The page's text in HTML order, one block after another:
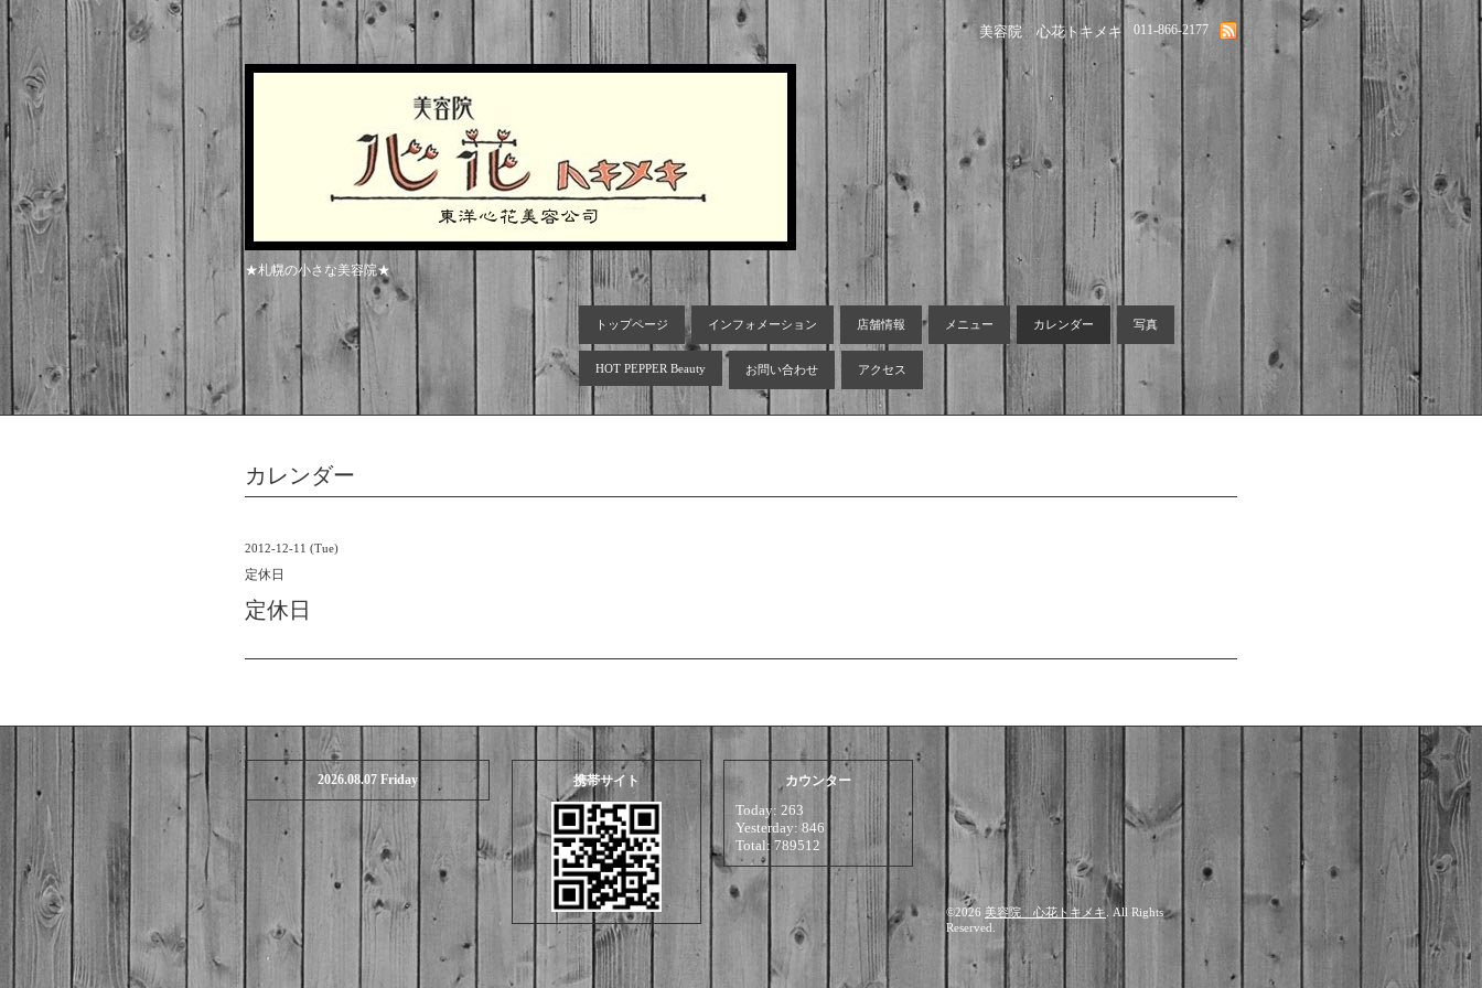
011-866-2177
美容院 心花トキメキ
★札幌の小さな美容院★
トップページ インフォメーション 店舗情報 メニュー カレンダー 写真
HOT PEPPER Beauty お問い合わせ アクセス
カレンダー
2012-12-11 (Tue)
定休日
定休日
2026.08.07 Friday 携帯サイト カウンター
Today: 263
Yesterday: 846
Total: 789512
©2026 美容院 心花トキメキ . All Rights
Reserved.